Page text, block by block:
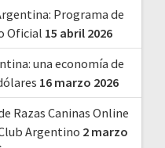
Programa de
Oficial 15 abril 2026
una economía de
16 marzo 2026
Razas Caninas Online
Argentino 2 marzo